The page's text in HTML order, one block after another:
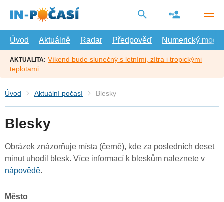
hlavní
Úvod
Aktuálně Radar Předpověď Numerický model
AKTUALITA: Víkend bude slunečný s letními, zítra i tropickými
teplotami
Úvod Aktuální počasí Blesky
Blesky
Obrázek znázorňuje místa (černě), kde za posledních deset
minut uhodil blesk. Více informací k bleskům naleznete v
nápovědě.
Město